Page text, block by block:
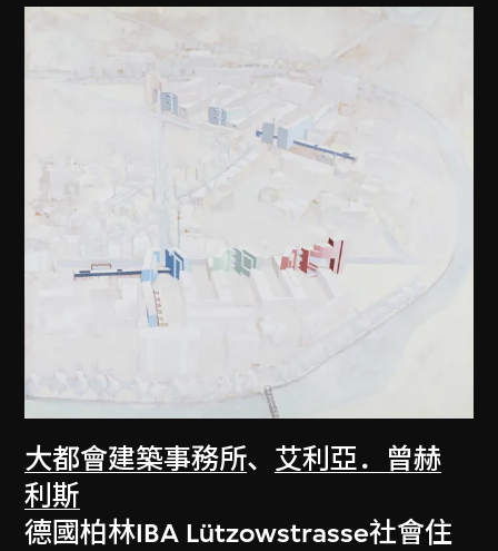
大都會建築事務所、 艾利亞．曾赫
利斯
德國柏林IBA Lützowstrasse社會住